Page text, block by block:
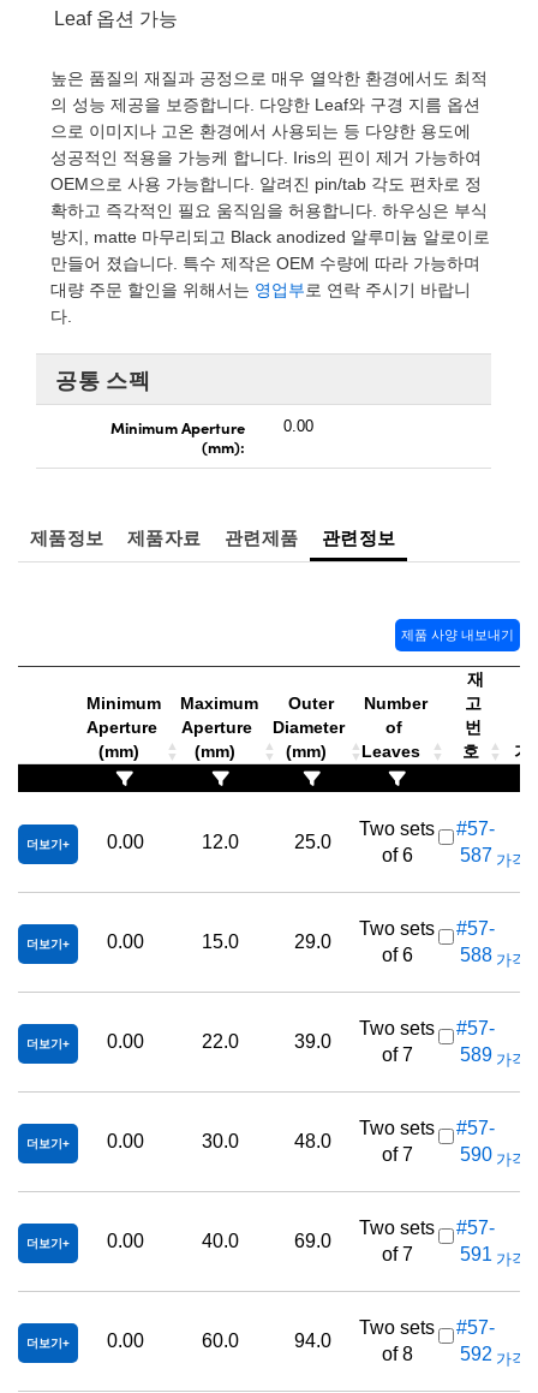
Coated Optics
Elements (DOE)
Micrometers
Couplers
Microscopes
Systems
Company
Components
(UFI)
Leaf 옵션 가능
높은 품질의 재질과 공정으로 매우 열악한 환경에서도 최적
의 성능 제공을 보증합니다. 다양한 Leaf와 구경 지름 옵션
으로 이미지나 고온 환경에서 사용되는 등 다양한 용도에
성공적인 적용을 가능케 합니다. Iris의 핀이 제거 가능하여
OEM으로 사용 가능합니다. 알려진 pin/tab 각도 편차로 정
확하고 즉각적인 필요 움직임을 허용합니다. 하우싱은 부식
방지, matte 마무리되고 Black anodized 알루미늄 알로이로
만들어 졌습니다. 특수 제작은 OEM 수량에 따라 가능하며
대량 주문 할인을 위해서는 영업부로 연락 주시기 바랍니
다.
공통 스펙
Minimum Aperture
(mm):
0.00
제품정보 제품자료 관련제품 관련정보
제품 사양 내보내기
Minimum
Aperture
(mm)
Maximum
Aperture
(mm)
Outer
Diameter
(mm)
Number
of
Leaves
재
고
번
호
가
더보기 0.00 12.0 25.0
Two sets
of 6
#57-
587 가격(
더보기 0.00 15.0 29.0
Two sets
of 6
#57-
588 가격(
더보기 0.00 22.0 39.0
Two sets
of 7
#57-
589 가격(
더보기 0.00 30.0 48.0
Two sets
of 7
#57-
590 가격(
더보기 0.00 40.0 69.0
Two sets
of 7
#57-
591 가격(
더보기 0.00 60.0 94.0
Two sets
of 8
#57-
592 가격(